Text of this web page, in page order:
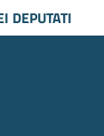
DEPUTATI